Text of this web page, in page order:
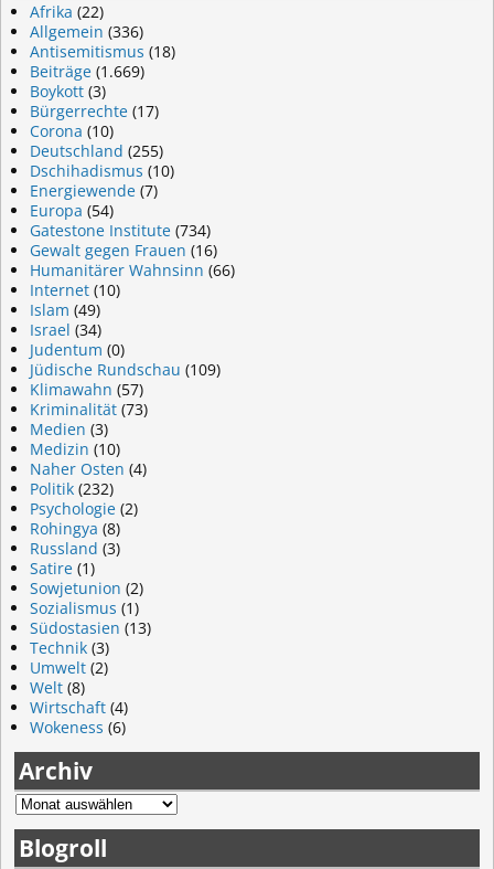
Afrika (22)
Allgemein (336)
Antisemitismus (18)
Beiträge (1.669)
Boykott (3)
Bürgerrechte (17)
Corona (10)
Deutschland (255)
Dschihadismus (10)
Energiewende (7)
Europa (54)
Gatestone Institute (734)
Gewalt gegen Frauen (16)
Humanitärer Wahnsinn (66)
Internet (10)
Islam (49)
Israel (34)
Judentum (0)
Jüdische Rundschau (109)
Klimawahn (57)
Kriminalität (73)
Medien (3)
Medizin (10)
Naher Osten (4)
Politik (232)
Psychologie (2)
Rohingya (8)
Russland (3)
Satire (1)
Sowjetunion (2)
Sozialismus (1)
Südostasien (13)
Technik (3)
Umwelt (2)
Welt (8)
Wirtschaft (4)
Wokeness (6)
Archiv
Blogroll